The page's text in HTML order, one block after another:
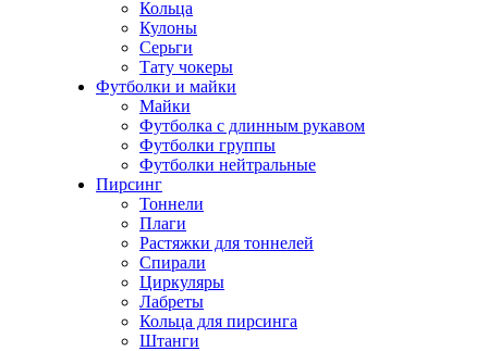
Кольца
Кулоны
Серьги
Тату чокеры
Футболки и майки
Майки
Футболка с длинным рукавом
Футболки группы
Футболки нейтральные
Пирсинг
Тоннели
Плаги
Растяжки для тоннелей
Спирали
Циркуляры
Лабреты
Кольца для пирсинга
Штанги